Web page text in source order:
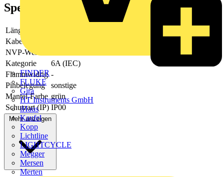
FINDER
FLUKE
Gira
HT Instruments GmbH
iHaus
Kaufel
Kopp
Lichtline
LIGHTCYCLE
Megger
Mersen
Merten
Spezifikationen
Länge
Kabeltyp
NVP-Wert
Kategorie
6A (IEC)
Flammwidrig -
Pinbelegung
sonstige
Mantel-Farbe grün
Schutzart (IP) IP00
Mehr anzeigen